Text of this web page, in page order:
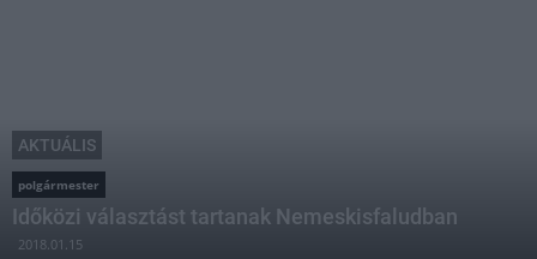
AKTUÁLIS
polgármester
Időközi választást tartanak Nemeskisfaludban
2018.01.15